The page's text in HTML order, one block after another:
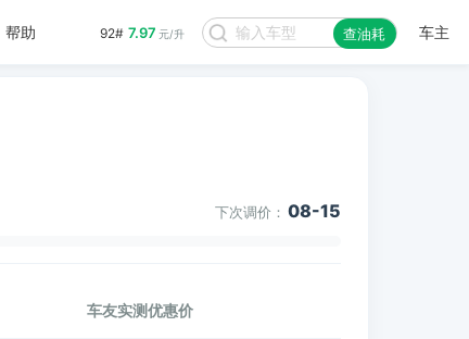
92# 7.97 元/升 查油耗 车主
帮助
下次调价： 08-15
车友实测优惠价